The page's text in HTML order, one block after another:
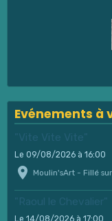
Evénements à
"Vite Vite Vite"
Le 09/08/2026 à 16:00
Moulin'sArt - Fillé
"Raoul le Chevalier"
Le 14/08/2026 à 17:00